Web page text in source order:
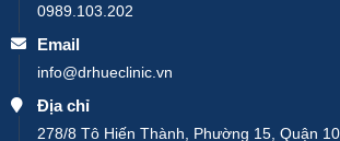
0989.103.202
Email
info@drhueclinic.vn
Địa chỉ
278/8 Tô Hiến Thành, Phường 15, Quận